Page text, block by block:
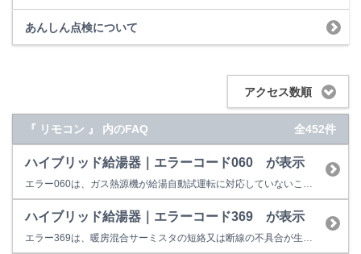
あんしん点検について
アクセス数順
『 リモコン 』 内のFAQ 全452件
ハイブリッド給湯器｜エラーコード060 が表示
ハイブリッド給湯器｜エラーコード369 が表示
エラー369は、暖房混合サーミスタの短絡又は断線の不具合が生じた際の表示です。 再運転出来ない場合は、故障の可能性があります。 【考えられる故障箇所】 暖房混合サーミスタ、タンクユニット基盤 修理料金の目安は以下のとおりです。 12,600円～37,900円（税込） 【ご注意事項】 実際の修理料金は修理員よりご案内いたします。 訪問した場合は、修理を行わなくても出張費や故障診...